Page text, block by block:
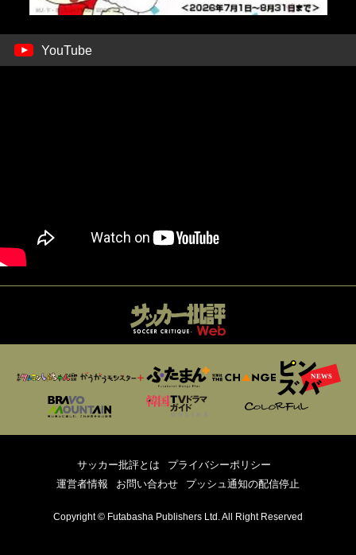
YouTube
サッカー批評とは
プライバシーポリシー
運営者情報
お問い合わせ プッシュ通知の配信停止
Copyright © Futabasha Publishers Ltd. All Right Reserved